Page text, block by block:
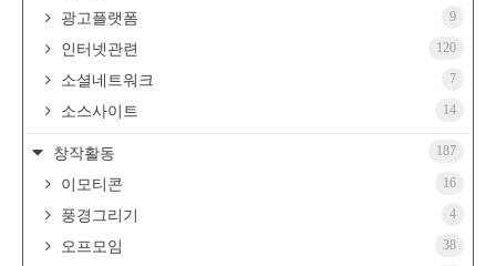
광고플랫폼 9
인터넷관련 120
소셜네트워크 7
소스사이트 14
창작활동 187
이모티콘 16
풍경그리기 4
오프모임 38